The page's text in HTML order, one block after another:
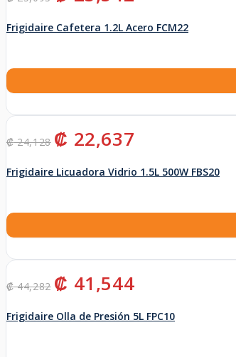
era:
es:
Frigidaire Cafetera 1.2L Acero FCM22
₡24,128
El
precio
era:
₡ 22,637
es:
Frigidaire Licuadora Vidrio 1.5L 500W FBS20
₡44,282
El
precio
era:
₡ 41,544precio
es:
Frigidaire Olla de Presión 5L FPC10